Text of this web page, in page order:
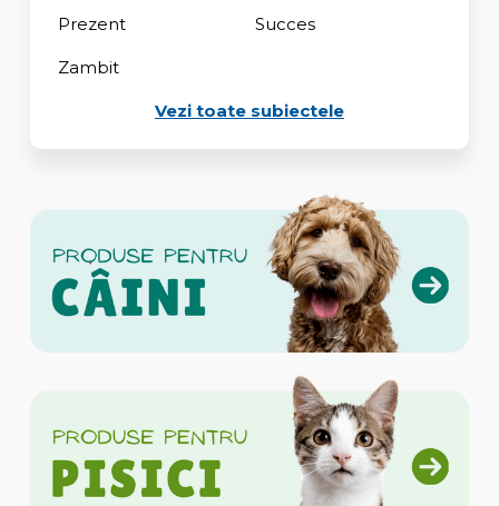
Prezent Succes
Zambit
Vezi toate subiectele